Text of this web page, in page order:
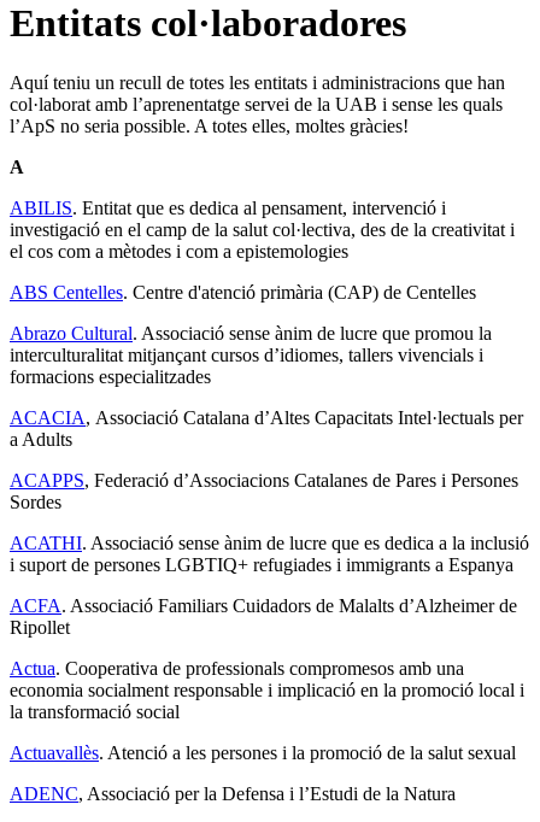
Entitats col·laboradores
Aquí teniu un recull de totes les entitats i administracions que han
col·laborat amb l’aprenentatge servei de la UAB i sense les quals
l’ApS no seria possible. A totes elles, moltes gràcies!
A
ABILIS. Entitat que es dedica al pensament, intervenció i
investigació en el camp de la salut col·lectiva, des de la creativitat i
el cos com a mètodes i com a epistemologies
ABS Centelles. Centre d'atenció primària (CAP) de Centelles
Abrazo Cultural. Associació sense ànim de lucre que promou la
interculturalitat mitjançant cursos d’idiomes, tallers vivencials i
formacions especialitzades
ACACIA, Associació Catalana d’Altes Capacitats Intel·lectuals per
a Adults
ACAPPS, Federació d’Associacions Catalanes de Pares i Persones
Sordes
ACATHI. Associació sense ànim de lucre que es dedica a la inclusió
i suport de persones LGBTIQ+ refugiades i immigrants a Espanya
ACFA. Associació Familiars Cuidadors de Malalts d’Alzheimer de
Ripollet
Actua. Cooperativa de professionals compromesos amb una
economia socialment responsable i implicació en la promoció local i
la transformació social
Actuavallès. Atenció a les persones i la promoció de la salut sexual
ADENC, Associació per la Defensa i l’Estudi de la Natura